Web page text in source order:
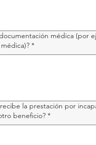
médica (por
*
la prestación por
beneficio? *